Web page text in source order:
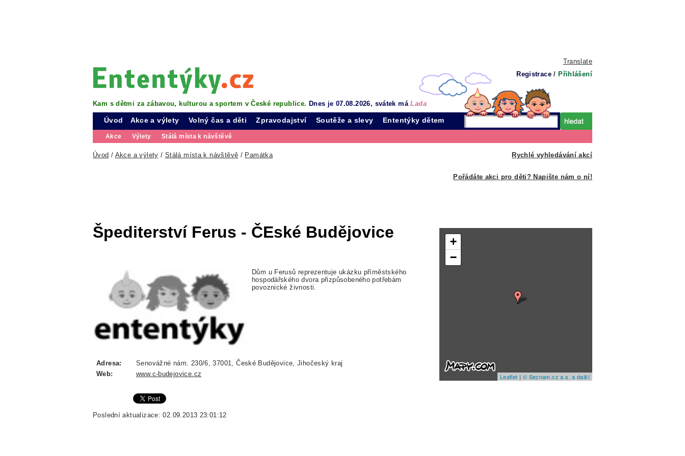
Translate
Registrace / Přihlášení
Kam s dětmi za zábavou, kulturou a sportem v České republice. Dnes je 07.08.2026, svátek máLada
Úvod Akce a výlety
Akce Výlety Stálá místa k návštěvě
Volný čas a děti Zpravodajství Soutěže a slevy Ententýky dětem
Rychlé vyhledávání akcí
Úvod / Akce a výlety / Stálá místa k návštěvě / Památka
Pořádáte akci pro děti? Napište nám o ní!
Špediterství Ferus - ČEské Budějovice
Dům u Ferusů reprezentuje ukázku příměstského
hospodářského dvora přizpůsobeného potřebám
povoznické živnosti.
Adresa:
Senovážné nám. 230/6, 37001, České Budějovice, Jihočeský kraj
Web:
www.c-budejovice.cz
Poslední aktualizace: 02.09.2013 23:01:12
+
−
Leaflet | © Seznam.cz a.s. a další